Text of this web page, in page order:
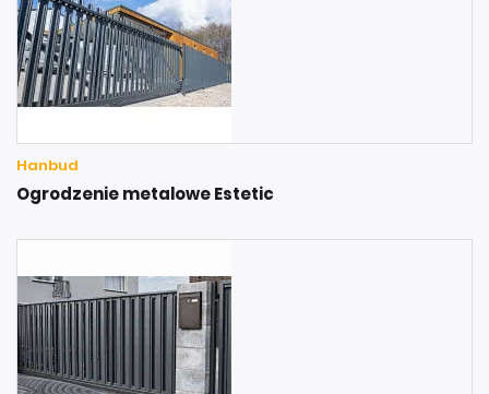
Hanbud
Ogrodzenie metalowe Estetic